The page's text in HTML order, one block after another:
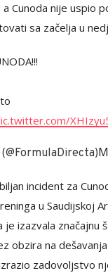
Cunoda nije uspio
sa začelja u
incident za
u Saudijskoj
je izazvala značajnu
obzira na
zadovoljstvo